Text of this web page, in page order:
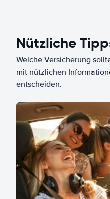
Nützliche
Welche Versicherung
mit nützlichen
entscheiden.